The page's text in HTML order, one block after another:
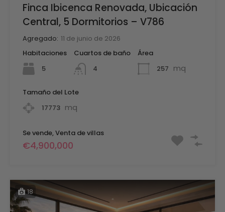
Finca Ibicenca Renovada, Ubicación
Central, 5 Dormitorios – V786
Agregado: 11 de junio de 2026
Habitaciones
5
Cuartos de baño
4
Área
257 mq
Tamaño del Lote
17773 mq
Se vende, Venta de villas
€4,900,000
18